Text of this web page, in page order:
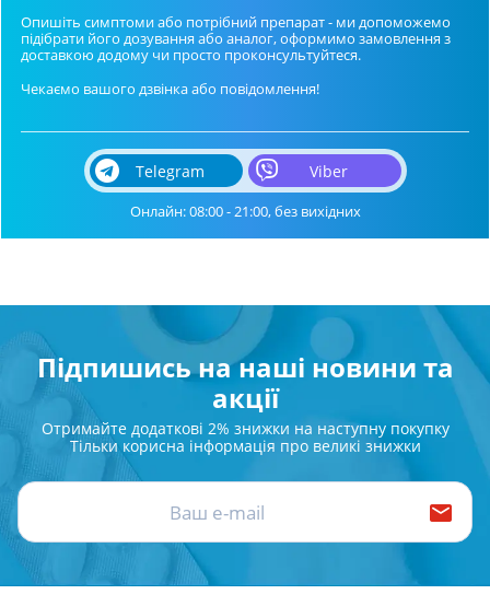
Опишіть симптоми або потрібний препарат - ми допоможемо
підібрати його дозування або аналог, оформимо замовлення з
доставкою додому чи просто проконсультуйтеся.
Чекаємо вашого дзвінка або повідомлення!
Telegram Viber
Онлайн: 08:00 - 21:00, без вихідних
Підпишись на наші новини та
акції
Отримайте додаткові 2% знижки на наступну покупку
Тільки корисна інформація про великі знижки